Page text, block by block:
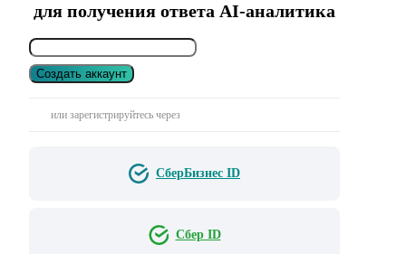
для получения ответа AI-аналитика
Создать аккаунт
или зарегистрируйтесь через
СберБизнес ID
Сбер ID